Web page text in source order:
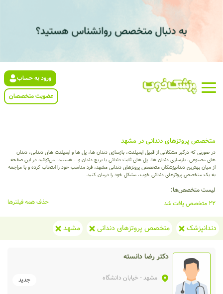
ورود به حساب
عضویت متخصصان
متخصص پروتزهای دندانی در مشهد
در صورتی که درگیر مشکلاتی از قبیل ایمپلنت، بازسازی دندان ها، پل ها و ایمپلنت های دندانی، دندان
های مصنوعی، بازسازی دندان ها، پل های ثابت دندانی یا بریج دندان و... هستید، می‌توانید در این صفحه
از میان بهترین دندانپزشکان متخصص پروتزهای دندانی مشهد، فرد مناسب خود را انتخاب کرده و با مراجعه
به یک متخصص پروتزهای دندانی خوب، مشکل خود را درمان کنید.
لیست متخصص‌ها:
22 متخصص یافت شد
حذف همه فیلترها
دندانپزشک متخصص پروتزهای دندانی مشهد
دکتر رضا دانسته
مشهد- خیابان دانشگاه جدید